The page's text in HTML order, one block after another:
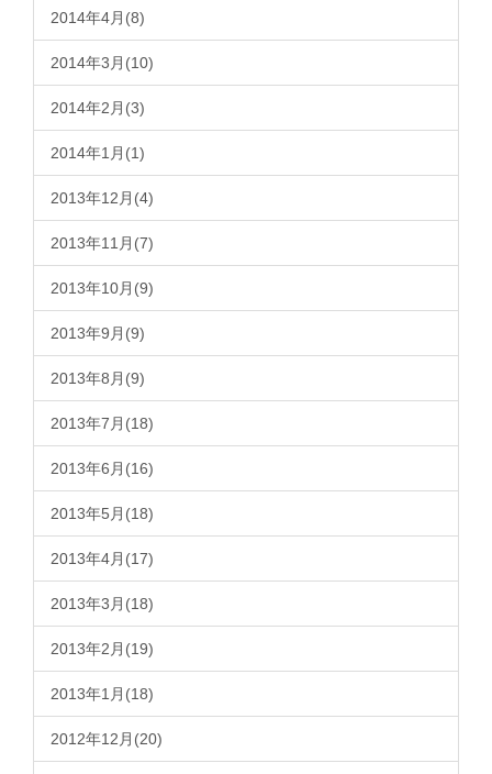
2014年4月(8)
2014年3月(10)
2014年2月(3)
2014年1月(1)
2013年12月(4)
2013年11月(7)
2013年10月(9)
2013年9月(9)
2013年8月(9)
2013年7月(18)
2013年6月(16)
2013年5月(18)
2013年4月(17)
2013年3月(18)
2013年2月(19)
2013年1月(18)
2012年12月(20)